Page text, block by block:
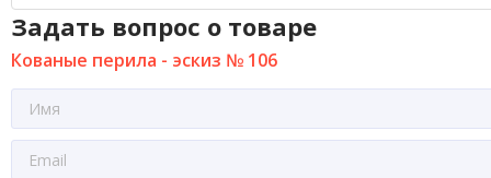
Задать вопрос о товаре
Кованые перила - эскиз № 106